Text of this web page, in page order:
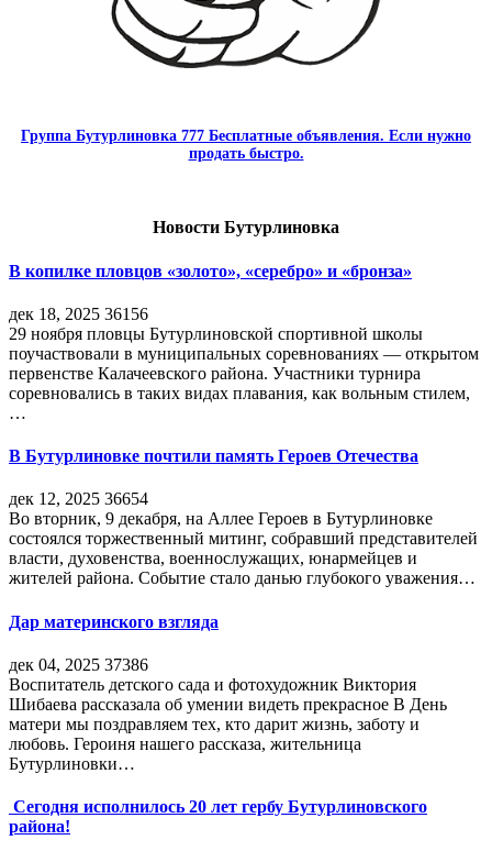
Группа Бутурлиновка 777 Бесплатные объявления. Если нужно
продать быстро.
Новости Бутурлиновка
В копилке пловцов «золото», «серебро» и «бронза»
дек 18, 2025 36156
29 ноября пловцы Бутурлиновской спортивной школы
поучаствовали в муниципальных соревнованиях — открытом
первенстве Калачеевского района. Участники турнира
соревновались в таких видах плавания, как вольным стилем,
…
В Бутурлиновке почтили память Героев Отечества
дек 12, 2025 36654
Во вторник, 9 декабря, на Аллее Героев в Бутурлиновке
состоялся торжественный митинг, собравший представителей
власти, духовенства, военнослужащих, юнармейцев и
жителей района. Событие стало данью глубокого уважения…
Дар материнского взгляда
дек 04, 2025 37386
Воспитатель детского сада и фотохудожник Виктория
Шибаева рассказала об умении видеть прекрасное В День
матери мы поздравляем тех, кто дарит жизнь, заботу и
любовь. Героиня нашего рассказа, жительница
Бутурлиновки…
Сегодня исполнилось 20 лет гербу Бутурлиновского
района!